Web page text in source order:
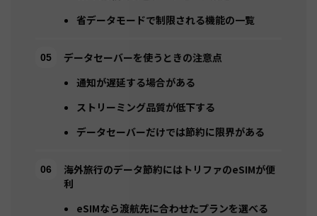
省データモードで制限される機能の一覧
データセーバーを使うときの注意点
通知が遅延する場合がある
ストリーミング品質が低下する
データセーバーだけでは節約に限界がある
海外旅行のデータ節約にはトリファのeSIMが便
利
eSIMなら渡航先に合わせたプランを選べる